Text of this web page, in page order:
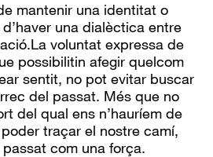
mantenir una identitat o
una dialèctica entre
voluntat expressa de
possibilitin afegir quelcom
sentit, no pot evitar buscar
del passat. Més que no
del qual ens n’hauríem de
traçar el nostre camí,
com una força.